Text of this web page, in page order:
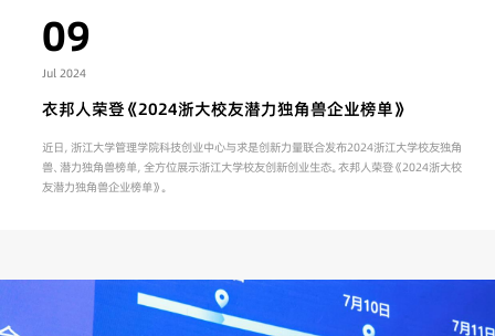
09
Jul 2024
衣邦人荣登《2024浙大校友潜力独角兽企业榜单》
近日，浙江大学管理学院科技创业中心与求是创新力量联合发布2024浙江大学校友独角
兽、潜力独角兽榜单，全方位展示浙江大学校友创新创业生态。衣邦人荣登《2024浙大校
友潜力独角兽企业榜单》。